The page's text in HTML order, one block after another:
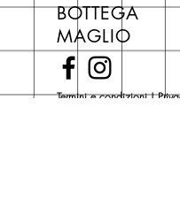
di copertina, escluse le
novità Maglio Editore
Novità).
Una volta nel carrello
se acquistare sul sito
BOTTEGA
MAGLIO
Termini e condizioni|